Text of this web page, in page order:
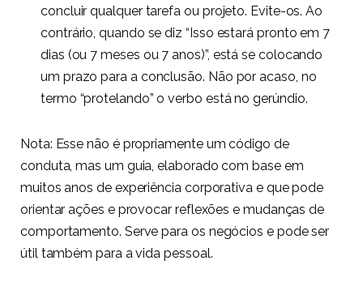
concluir qualquer tarefa ou projeto. Evite-os. Ao
contrário, quando se diz “Isso estará pronto em 7
dias (ou 7 meses ou 7 anos)”, está se colocando
um prazo para a conclusão. Não por acaso, no
termo “protelando” o verbo está no gerúndio.
Nota: Esse não é propriamente um código de
conduta, mas um guia, elaborado com base em
muitos anos de experiência corporativa e que pode
orientar ações e provocar reflexões e mudanças de
comportamento. Serve para os negócios e pode ser
útil também para a vida pessoal.